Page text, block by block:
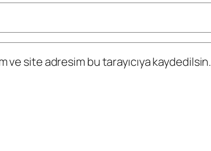
ve site adresim bu tarayıcıya kaydedilsin.